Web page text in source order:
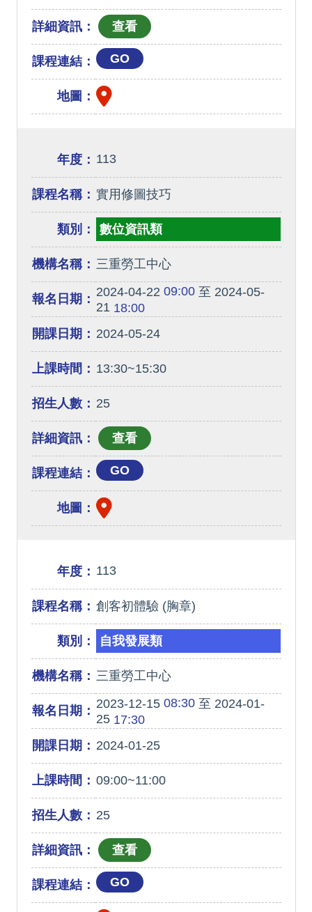
詳細資訊：
課程連結： GO
地圖：
年度： 113
課程名稱： 實用修圖技巧
類別： 數位資訊類
機構名稱： 三重勞工中心
報名日期： 2024-04-22 09:00至 2024-05-
2118:00
開課日期： 2024-05-24
上課時間： 13:30~15:30
招生人數： 25
詳細資訊：
課程連結： GO
地圖：
年度： 113
課程名稱： 創客初體驗 (胸章)
類別： 自我發展類
機構名稱： 三重勞工中心
報名日期： 2023-12-1508:30至 2024-01-
2517:30
開課日期： 2024-01-25
上課時間： 09:00~11:00
招生人數： 25
詳細資訊：
課程連結： GO